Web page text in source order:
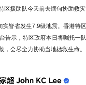
区援助队今天前去缅甸协助救灾
实皆省发生7.9级地震。香港特
告示，特区政府本日将嘱托一
，会尽全力协助当地拯救生命。